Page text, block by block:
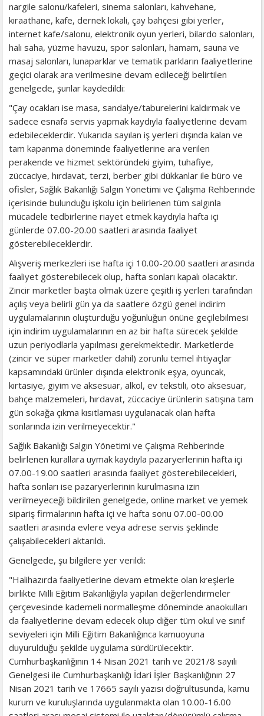
nargile salonu/kafeleri, sinema salonları, kahvehane,
kıraathane, kafe, dernek lokali, çay bahçesi gibi yerler,
internet kafe/salonu, elektronik oyun yerleri, bilardo salonları,
halı saha, yüzme havuzu, spor salonları, hamam, sauna ve
masaj salonları, lunaparklar ve tematik parkların faaliyetlerine
geçici olarak ara verilmesine devam edileceği belirtilen
genelgede, şunlar kaydedildi:
"Çay ocakları ise masa, sandalye/taburelerini kaldırmak ve
sadece esnafa servis yapmak kaydıyla faaliyetlerine devam
edebileceklerdir. Yukarıda sayılan iş yerleri dışında kalan ve
tam kapanma döneminde faaliyetlerine ara verilen
perakende ve hizmet sektöründeki giyim, tuhafiye,
züccaciye, hırdavat, terzi, berber gibi dükkanlar ile büro ve
ofisler, Sağlık Bakanlığı Salgın Yönetimi ve Çalışma Rehberinde
içerisinde bulunduğu işkolu için belirlenen tüm salgınla
mücadele tedbirlerine riayet etmek kaydıyla hafta içi
günlerde 07.00-20.00 saatleri arasında faaliyet
gösterebileceklerdir.
Alışveriş merkezleri ise hafta içi 10.00-20.00 saatleri arasında
faaliyet gösterebilecek olup, hafta sonları kapalı olacaktır.
Zincir marketler başta olmak üzere çeşitli iş yerleri tarafından
açılış veya belirli gün ya da saatlere özgü genel indirim
uygulamalarının oluşturduğu yoğunluğun önüne geçilebilmesi
için indirim uygulamalarının en az bir hafta sürecek şekilde
uzun periyodlarla yapılması gerekmektedir. Marketlerde
(zincir ve süper marketler dahil) zorunlu temel ihtiyaçlar
kapsamındaki ürünler dışında elektronik eşya, oyuncak,
kırtasiye, giyim ve aksesuar, alkol, ev tekstili, oto aksesuar,
bahçe malzemeleri, hırdavat, züccaciye ürünlerin satışına tam
gün sokağa çıkma kısıtlaması uygulanacak olan hafta
sonlarında izin verilmeyecektir."
Sağlık Bakanlığı Salgın Yönetimi ve Çalışma Rehberinde
belirlenen kurallara uymak kaydıyla pazaryerlerinin hafta içi
07.00-19.00 saatleri arasında faaliyet gösterebilecekleri,
hafta sonları ise pazaryerlerinin kurulmasına izin
verilmeyeceği bildirilen genelgede, online market ve yemek
sipariş firmalarının hafta içi ve hafta sonu 07.00-00.00
saatleri arasında evlere veya adrese servis şeklinde
çalışabilecekleri aktarıldı.
Genelgede, şu bilgilere yer verildi:
"Halihazırda faaliyetlerine devam etmekte olan kreşlerle
birlikte Milli Eğitim Bakanlığıyla yapılan değerlendirmeler
çerçevesinde kademeli normalleşme döneminde anaokulları
da faaliyetlerine devam edecek olup diğer tüm okul ve sınıf
seviyeleri için Milli Eğitim Bakanlığınca kamuoyuna
duyurulduğu şekilde uygulama sürdürülecektir.
Cumhurbaşkanlığının 14 Nisan 2021 tarih ve 2021/8 sayılı
Genelgesi ile Cumhurbaşkanlığı İdari İşler Başkanlığının 27
Nisan 2021 tarih ve 17665 sayılı yazısı doğrultusunda, kamu
kurum ve kuruluşlarında uygulanmakta olan 10.00-16.00